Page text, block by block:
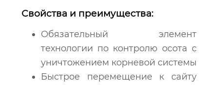
Свойства и преимущества:
Обязательный элемент
технологии по контролю осота с
уничтожением корневой системы
Быстрое перемещение к сайту